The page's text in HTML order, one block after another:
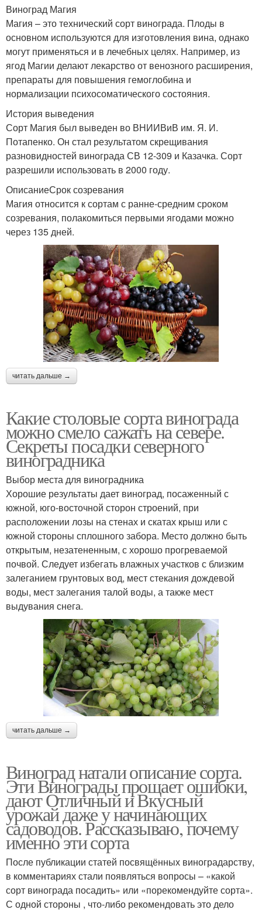
Виноград Магия
Магия – это технический сорт винограда. Плоды в
основном используются для изготовления вина, однако
могут применяться и в лечебных целях. Например, из
ягод Магии делают лекарство от венозного расширения,
препараты для повышения гемоглобина и
нормализации психосоматического состояния.
История выведения
Сорт Магия был выведен во ВНИИВиВ им. Я. И.
Потапенко. Он стал результатом скрещивания
разновидностей винограда СВ 12-309 и Казачка. Сорт
разрешили использовать в 2000 году.
ОписаниеСрок созревания
Магия относится к сортам с ранне-средним сроком
созревания, полакомиться первыми ягодами можно
через 135 дней.
читать дальше →
Какие столовые сорта винограда
можно смело сажать на севере.
Секреты посадки северного
виноградника
Выбор места для виноградника
Хорошие результаты дает виноград, посаженный с
южной, юго-восточной сторон строений, при
расположении лозы на стенах и скатах крыш или с
южной стороны сплошного забора. Место должно быть
открытым, незатененным, с хорошо прогреваемой
почвой. Следует избегать влажных участков с близким
залеганием грунтовых вод, мест стекания дождевой
воды, мест залегания талой воды, а также мест
выдувания снега.
читать дальше →
Виноград натали описание сорта.
Эти Винограды прощает ошибки,
дают Отличный и Вкусный
урожай даже у начинающих
садоводов. Рассказываю, почему
именно эти сорта
После публикации статей посвящённых виноградарству,
в комментариях стали появляться вопросы – «какой
сорт винограда посадить» или «порекомендуйте сорта».
С одной стороны , что-либо рекомендовать это дело